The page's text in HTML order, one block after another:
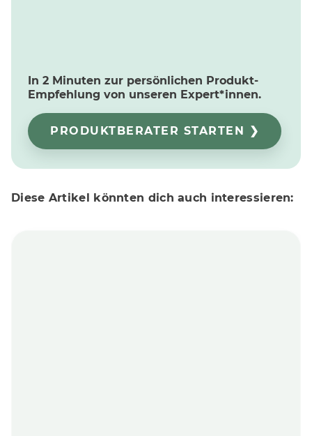
In 2 Minuten zur persönlichen Produkt-
Empfehlung von unseren Expert*innen.
PRODUKTBERATER STARTEN ❯
Diese Artikel könnten dich auch interessieren: